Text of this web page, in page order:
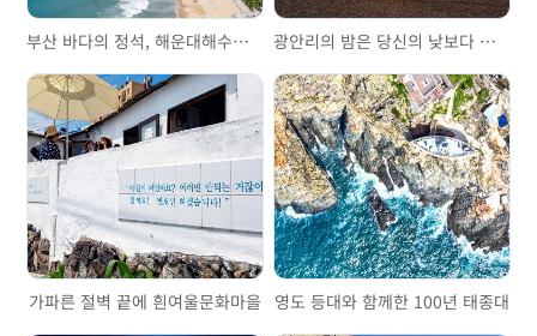
부산 바다의 정석, 해운대해수욕장 광안리의 밤은 당신의 낮보다 아름답다
가파른 절벽 끝에 흰여울문화마을 영도 등대와 함께한 100년 태종대